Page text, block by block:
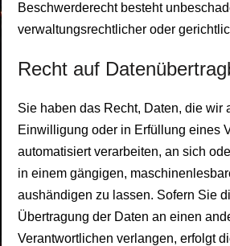
Beschwerderecht besteht
verwaltungsrechtlicher oder
Recht auf
Sie haben das Recht, Daten, die wir
Einwilligung oder in Erfüllung eines
automatisiert verarbeiten, an sich
in einem gängigen,
aushändigen zu lassen. Sofern Sie
Übertragung der Daten an einen
Verantwortlichen verlangen, erfolgt